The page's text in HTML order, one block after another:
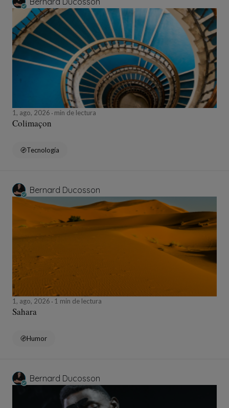
1, ago, 2026 min de lectura
Colimaçon
Tecnología
Bernard Ducosson
1, ago, 2026 1 min de lectura
Sahara
Humor
Bernard Ducosson